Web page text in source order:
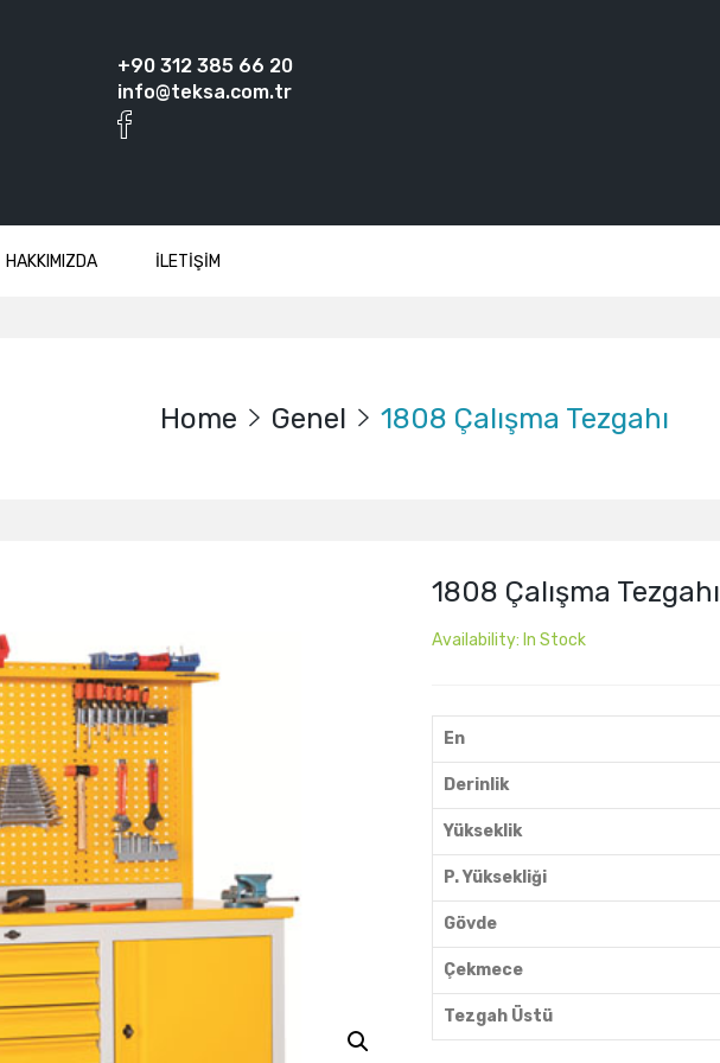
+90 312 385 66 20
info@teksa.com.tr
HAKKIMIZDA İLETİŞİM
Home Genel 1808 Çalışma Tezgahı
1808 Çalışma Tezgahı
Availability: In Stock
En
Derinlik
Yükseklik
P. Yüksekliği
Gövde
Çekmece
Tezgah Üstü